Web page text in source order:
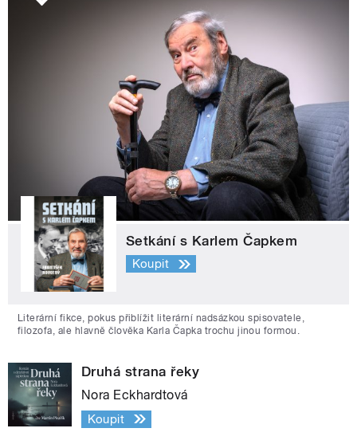
Setkání s Karlem Čapkem
Koupit
Literární fikce, pokus přiblížit literární nadsázkou spisovatele,
filozofa, ale hlavně člověka Karla Čapka trochu jinou formou.
Druhá strana řeky
Nora Eckhardtová
Koupit